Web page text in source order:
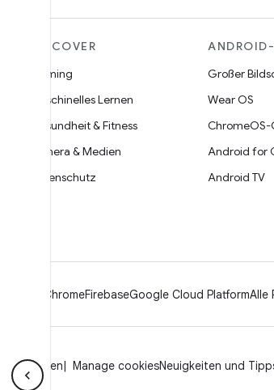
DISCOVER
Gaming
Maschinelles Lernen
Gesundheit & Fitness
Kamera & Medien
Datenschutz
Großer
Wear OS
Android for
Android TV
ChromeFirebaseGoogle Cloud PlatformAlle
Manage cookiesNeuigkeiten und